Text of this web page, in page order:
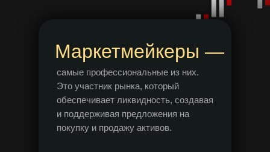
Маркетмейкеры —
самые профессиональные из них.
Это участник рынка, который
обеспечивает ликвидность, создавая
и поддерживая предложения на
покупку и продажу активов.